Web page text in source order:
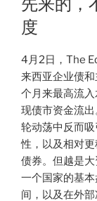
度
4月2日，The
来西亚企业债
个月来最高流
现债市资金流
轮动荡中反而
性，以及相对
债券。但越是
一个国家的基
间，以及在外